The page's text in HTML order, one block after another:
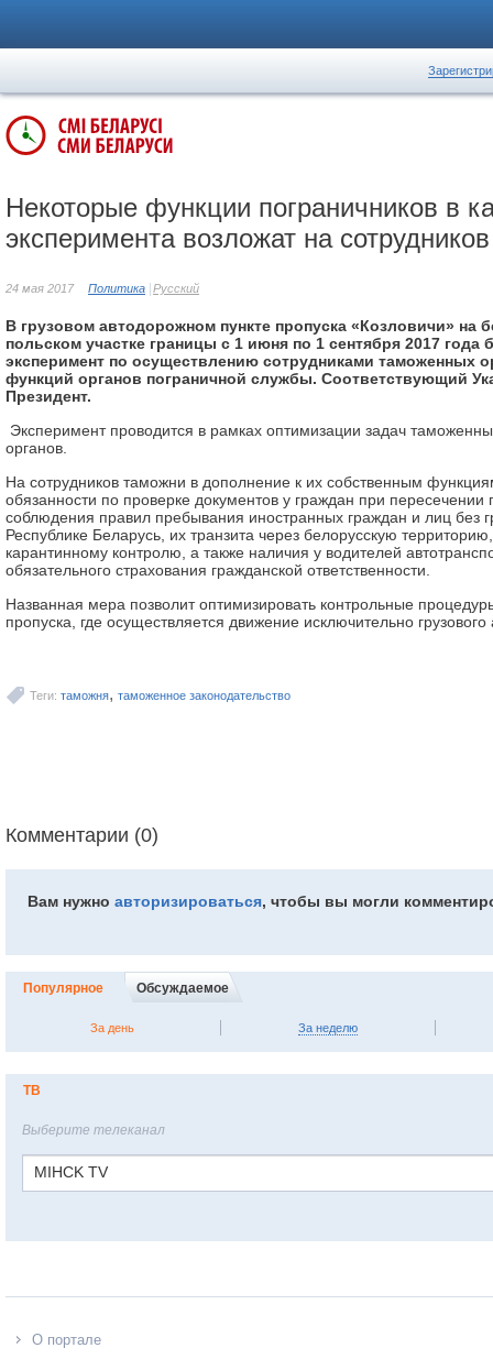
Некоторые функции пограничников в
эксперимента возложат на
24 мая 2017 Политика Русский
В грузовом автодорожном пункте пропуска «Козловичи» на
польском участке границы с 1 июня по 1 сентября 2017 года
эксперимент по осуществлению сотрудниками таможенных
функций органов пограничной службы. Соответствующий
Президент.
Эксперимент проводится в рамках оптимизации задач
органов.
На сотрудников таможни в дополнение к их собственным
обязанности по проверке документов у граждан при пересечении
соблюдения правил пребывания иностранных граждан и лиц без
Республике Беларусь, их транзита через белорусскую
карантинному контролю, а также наличия у водителей
обязательного страхования гражданской ответственности.
Названная мера позволит оптимизировать контрольные
пропуска, где осуществляется движение исключительно грузового
Теги: таможня, таможенное законодательство
Комментарии (0)
Вам нужно авторизироваться, чтобы вы могли
Популярное Обсуждаемое
За день За неделю
ТВ
Выберите телеканал
MIHCK TV
О портале